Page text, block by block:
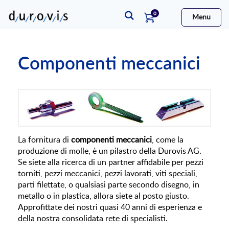
0elementi
Menu
Componenti meccanici
La fornitura di componenti meccanici , come la
produzione di molle, è un pilastro della Durovis AG.
Se siete alla ricerca di un partner affidabile per pezzi
torniti, pezzi meccanici, pezzi lavorati, viti speciali,
parti filettate, o qualsiasi parte secondo disegno, in
metallo o in plastica, allora siete al posto giusto.
Approfittate dei nostri quasi 40 anni di esperienza e
della nostra consolidata rete di specialisti.